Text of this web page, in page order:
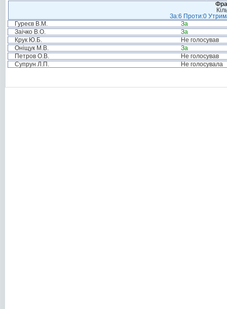
За:6 Проти:0
Гуреєв В.М.
За
Заічко В.О.
За
Крук Ю.Б.
Не голосував
Оніщук М.В.
За
Петров О.В.
Не голосував
Супрун Л.П.
Не голосувала